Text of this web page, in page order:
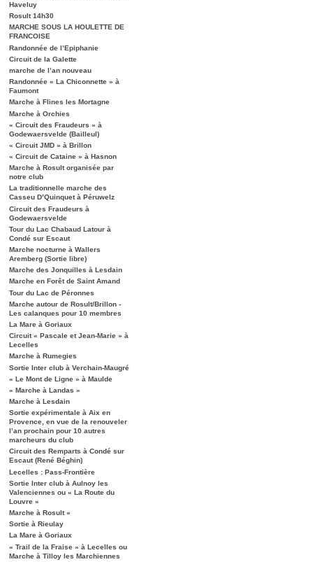
Haveluy
Rosult 14h30
MARCHE SOUS LA HOULETTE DE
FRANCOISE
Randonnée de l’Epiphanie
Circuit de la Galette
marche de l’an nouveau
Randonnée « La Chiconnette » à
Faumont
Marche à Flines les Mortagne
Marche à Orchies
« Circuit des Fraudeurs » à
Godewaersvelde (Bailleul)
« Circuit JMD » à Brillon
« Circuit de Cataine » à Hasnon
Marche à Rosult organisée par
notre club
La traditionnelle marche des
Casseu D’Quinquet à Péruwelz
Circuit des Fraudeurs à
Godewaersvelde
Tour du Lac Chabaud Latour à
Condé sur Escaut
Marche nocturne à Wallers
Aremberg (Sortie libre)
Marche des Jonquilles à Lesdain
Marche en Forêt de Saint Amand
Tour du Lac de Péronnes
Marche autour de Rosult/Brillon -
Les calanques pour 10 membres
La Mare à Goriaux
Circuit « Pascale et Jean-Marie » à
Lecelles
Marche à Rumegies
Sortie Inter club à Verchain-Maugré
« Le Mont de Ligne » à Maulde
« Marche à Landas »
Marche à Lesdain
Sortie expérimentale à Aix en
Provence, en vue de la renouveler
l’an prochain pour 10 autres
marcheurs du club
Circuit des Remparts à Condé sur
Escaut (René Béghin)
Lecelles : Pass-Frontière
Sortie Inter club à Aulnoy les
Valenciennes ou « La Route du
Louvre »
Marche à Rosult »
Sortie à Rieulay
La Mare à Goriaux
« Trail de la Fraise » à Lecelles ou
Marche à Tilloy les Marchiennes